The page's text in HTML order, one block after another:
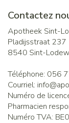
Contactez
Apotheek Sint-
Pladijsstraat 237
8540 Sint-
Téléphone: 056
Courriel: info@
Numéro de
Pharmacien
Numéro TVA: